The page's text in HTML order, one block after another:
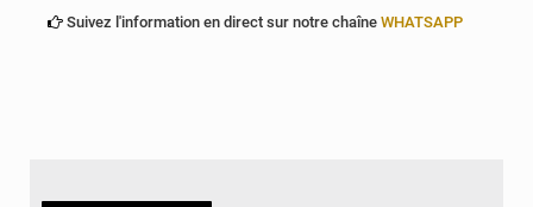
Suivez l'information en direct sur notre chaîne WHATSAPP